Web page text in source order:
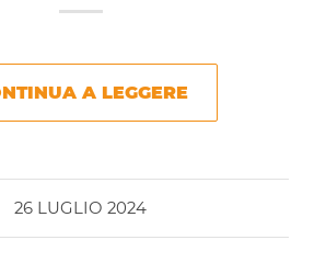
A LEGGERE
26 LUGLIO 2024